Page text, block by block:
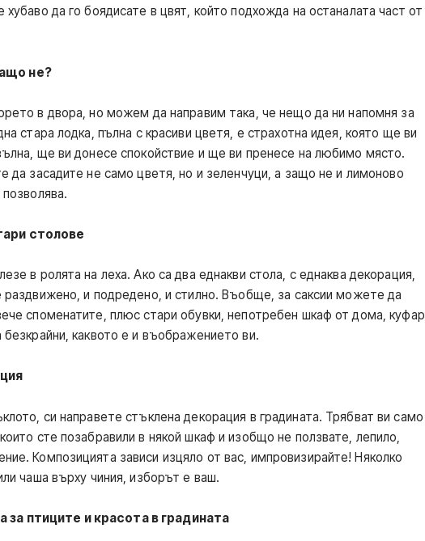
да го боядисате в цвят, който подхожда на останалата част от
не?
в двора, но можем да направим така, че нещо да ни напомня за
стара лодка, пълна с красиви цветя, е страхотна идея, която ще ви
ще ви донесе спокойствие и ще ви пренесе на любимо място.
да засадите не само цветя, но и зеленчуци, а защо не и лимоново
столове
в ролята на леха. Ако са два еднакви стола, с еднаква декорация,
и подредено, и стилно. Въобще, за саксии можете да
споменатите, плюс стари обувки, непотребен шкаф от дома, куфар
каквото е и въображението ви.
си направете стъклена декорация в градината. Трябват ви само
сте позабравили в някой шкаф и изобщо не ползвате, лепило,
Композицията зависи изцяло от вас, импровизирайте! Няколко
чаша върху чиния, изборът е ваш.
за птиците и красота в градината